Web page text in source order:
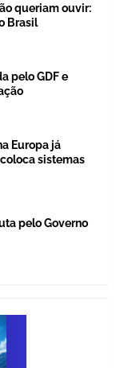
queriam ouvir:
Brasil
pelo GDF e
Europa já
sistemas
pelo Governo